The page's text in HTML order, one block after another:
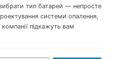
тип батарей — непросте
системи опалення,
компанії підкажуть вам